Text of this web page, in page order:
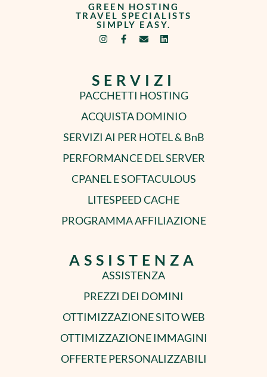
GREEN HOSTING
TRAVEL SPECIALISTS
SIMPLY EASY.
SERVIZI
PACCHETTI HOSTING
ACQUISTA DOMINIO
SERVIZI AI PER HOTEL & BnB
PERFORMANCE DEL SERVER
CPANEL E SOFTACULOUS
LITESPEED CACHE
PROGRAMMA AFFILIAZIONE
ASSISTENZA
ASSISTENZA
PREZZI DEI DOMINI
OTTIMIZZAZIONE SITO WEB
OTTIMIZZAZIONE IMMAGINI
OFFERTE PERSONALIZZABILI